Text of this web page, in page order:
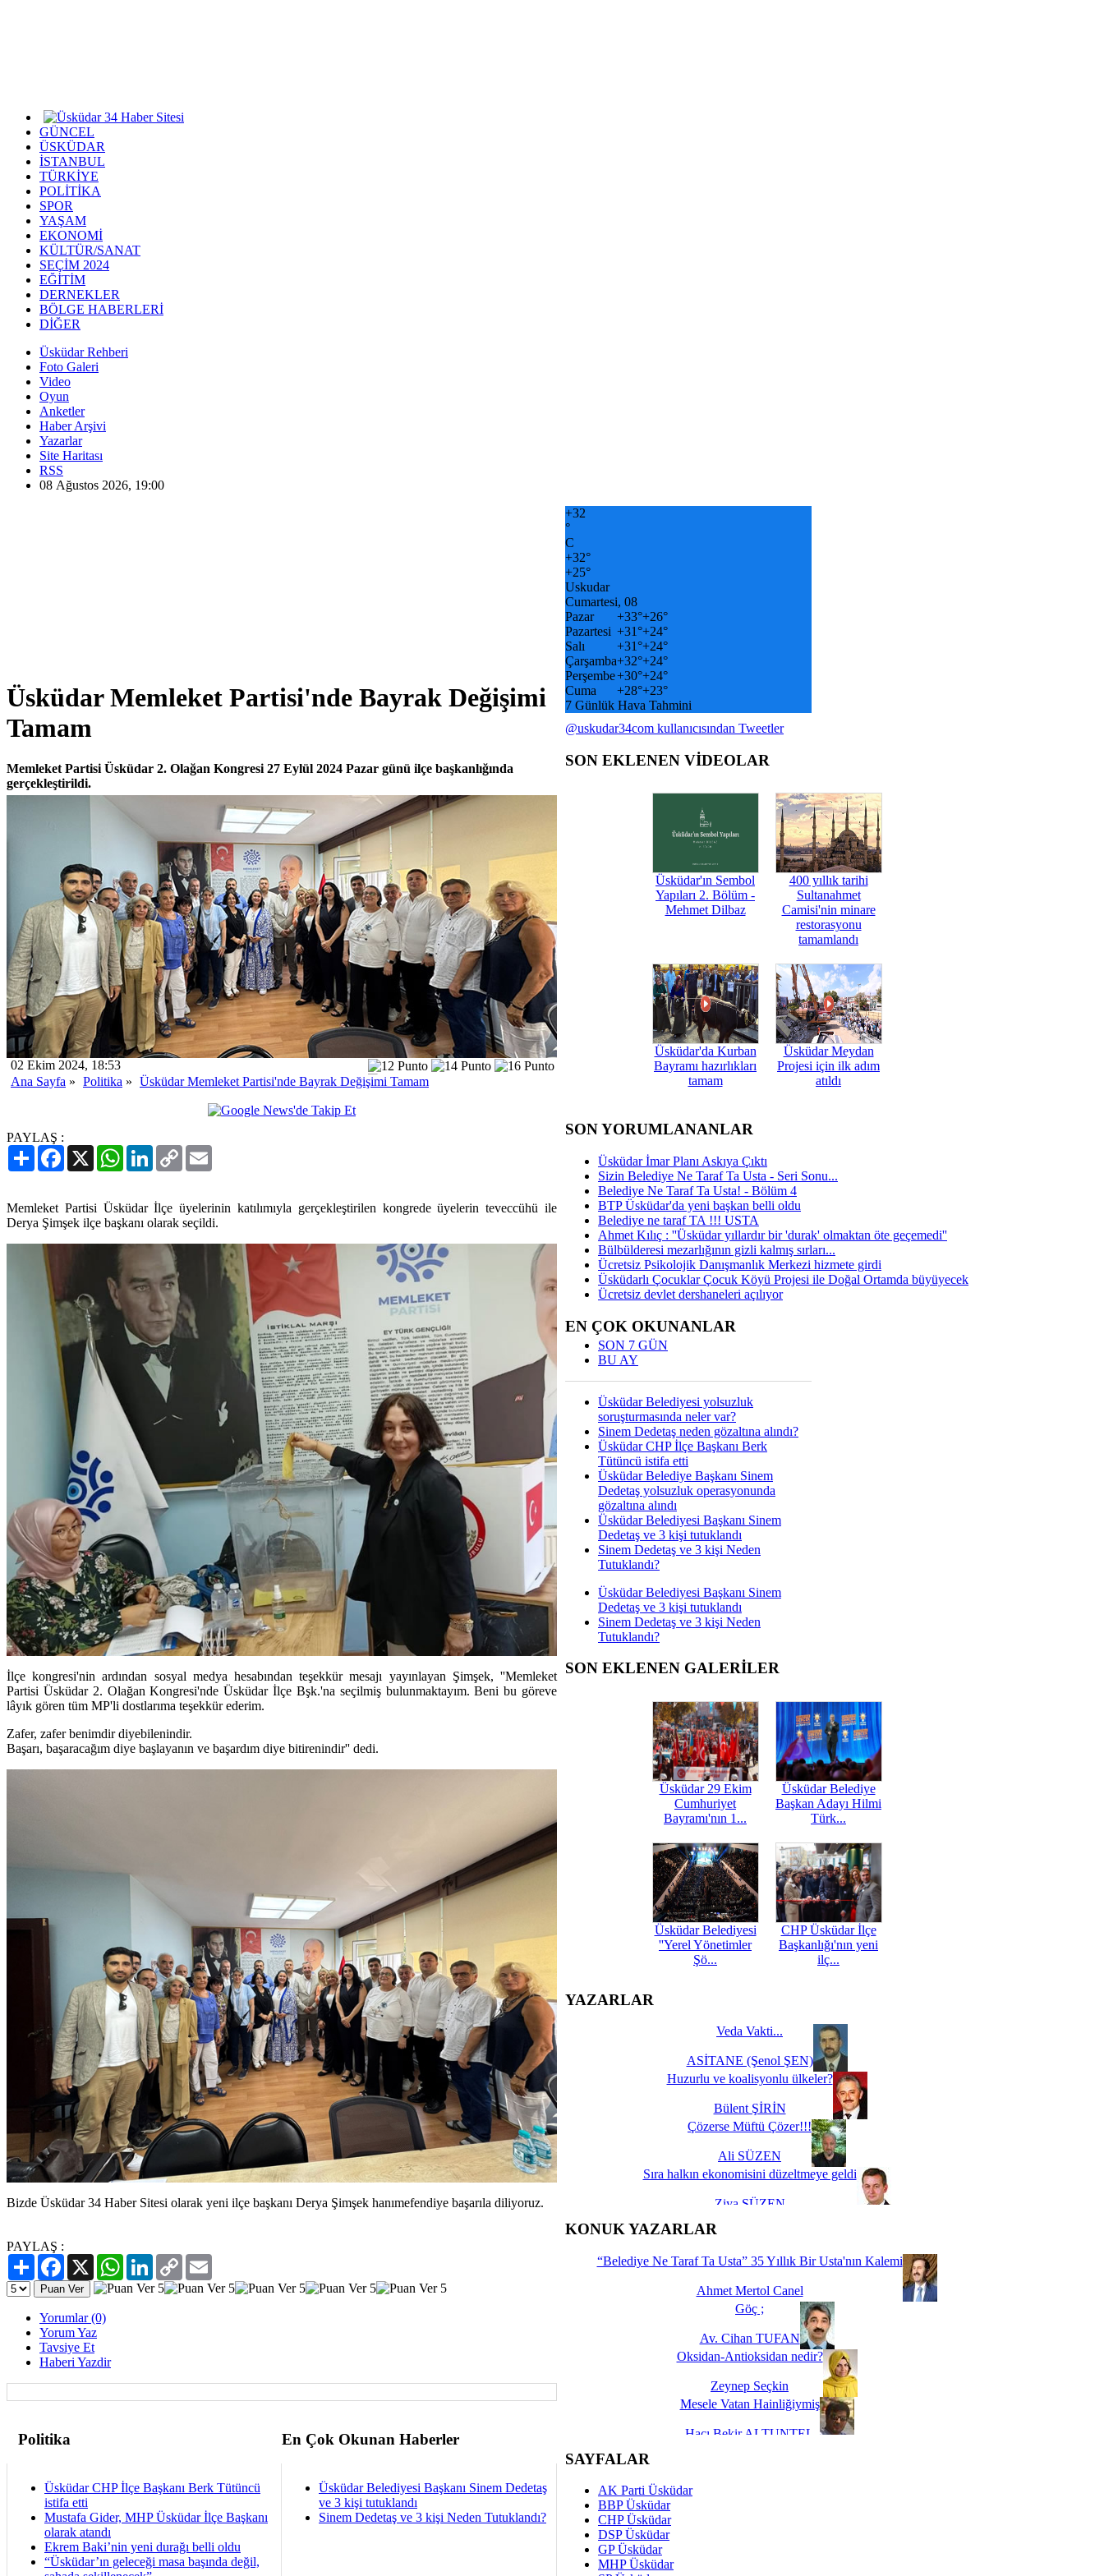
GÜNCEL
ÜSKÜDAR
İSTANBUL
TÜRKİYE
POLİTİKA
SPOR
YAŞAM
EKONOMİ
KÜLTÜR/SANAT
SEÇİM 2024
EĞİTİM
DERNEKLER
BÖLGE HABERLERİ
DİĞER
Üsküdar Rehberi
Foto Galeri
Video
Oyun
Anketler
Haber Arşivi
Yazarlar
Site Haritası
RSS
08 Ağustos 2026, 19:00
Üsküdar Memleket Partisi'nde Bayrak Değişimi
Tamam
Memleket Partisi Üsküdar 2. Olağan Kongresi 27 Eylül 2024 Pazar günü ilçe başkanlığında
gerçekleştirildi.
02 Ekim 2024, 18:53
Ana Sayfa » Politika » Üsküdar Memleket Partisi'nde Bayrak Değişimi Tamam
PAYLAŞ :
PaylaşFacebook
X WhatsAppLinkedIn
Copy
Link
Memleket Partisi Üsküdar İlçe üyelerinin katılımıyla gerçekleştirilen kongrede üyelerin teveccühü ile
Derya Şimşek ilçe başkanı olarak seçildi.
İlçe kongresi'nin ardından sosyal medya hesabından teşekkür mesajı yayınlayan Şimşek, ''Memleket
Partisi Üsküdar 2. Olağan Kongresi'nde Üsküdar İlçe Bşk.'na seçilmiş bulunmaktayım. Beni bu göreve
lâyık gören tüm MP'li dostlarıma teşekkür ederim.
Zafer, zafer benimdir diyebilenindir.
Başarı, başaracağım diye başlayanın ve başardım diye bitirenindir'' dedi.
Bizde Üsküdar 34 Haber Sitesi olarak yeni ilçe başkanı Derya Şimşek hanımefendiye başarıla diliyoruz.
PAYLAŞ :
PaylaşFacebook
X WhatsAppLinkedIn
Copy
Link
Yorumlar (0)
Yorum Yaz
Tavsiye Et
Haberi Yazdir
Politika En Çok Okunan Haberler
Üsküdar CHP İlçe Başkanı Berk Tütüncü
istifa etti
Mustafa Gider, MHP Üsküdar İlçe Başkanı
olarak atandı
Ekrem Baki’nin yeni durağı belli oldu
“Üsküdar’ın geleceği masa başında değil,
Üsküdar Belediyesi Başkanı Sinem Dedetaş
ve 3 kişi tutuklandı
Sinem Dedetaş ve 3 kişi Neden Tutuklandı?
+32
°
C
+32°
+25°
Uskudar
Cumartesi, 08
Pazar
+33°+26°
Pazartesi +31°+24°
Salı
+31°+24°
Çarşamba+32°+24°
Perşembe+30°+24°
Cuma
+28°+23°
7 Günlük Hava Tahmini
@uskudar34com kullanıcısından Tweetler
SON EKLENEN VİDEOLAR
Üsküdar'ın Sembol
Yapıları 2. Bölüm -
Mehmet Dilbaz
400 yıllık tarihi
Sultanahmet
Camisi'nin minare
restorasyonu
tamamlandı
Üsküdar'da Kurban
Bayramı hazırlıkları
tamam
Üsküdar Meydan
Projesi için ilk adım
atıldı
SON YORUMLANANLAR
Üsküdar İmar Planı Askıya Çıktı
Sizin Belediye Ne Taraf Ta Usta - Seri Sonu...
Belediye Ne Taraf Ta Usta! - Bölüm 4
BTP Üsküdar'da yeni başkan belli oldu
Belediye ne taraf TA !!! USTA
Ahmet Kılıç : ''Üsküdar yıllardır bir 'durak' olmaktan öte geçemedi''
Bülbülderesi mezarlığının gizli kalmış sırları...
Ücretsiz Psikolojik Danışmanlık Merkezi hizmete girdi
Üsküdarlı Çocuklar Çocuk Köyü Projesi ile Doğal Ortamda büyüyecek
Ücretsiz devlet dershaneleri açılıyor
EN ÇOK OKUNANLAR
SON 7 GÜN
BU AY
Üsküdar Belediyesi yolsuzluk
soruşturmasında neler var?
Sinem Dedetaş neden gözaltına alındı?
Üsküdar CHP İlçe Başkanı Berk
Tütüncü istifa etti
Üsküdar Belediye Başkanı Sinem
Dedetaş yolsuzluk operasyonunda
gözaltına alındı
Üsküdar Belediyesi Başkanı Sinem
Dedetaş ve 3 kişi tutuklandı
Sinem Dedetaş ve 3 kişi Neden
Tutuklandı?
Üsküdar Belediyesi Başkanı Sinem
Dedetaş ve 3 kişi tutuklandı
Sinem Dedetaş ve 3 kişi Neden
Tutuklandı?
SON EKLENEN GALERİLER
Üsküdar 29 Ekim
Cumhuriyet
Bayramı'nın 1...
Üsküdar Belediye
Başkan Adayı Hilmi
Türk...
Üsküdar Belediyesi
''Yerel Yönetimler
Şö...
CHP Üsküdar İlçe
Başkanlığı'nın yeni
ilç...
YAZARLAR
Veda Vakti...
ASİTANE (Şenol ŞEN)
Huzurlu ve koalisyonlu ülkeler?
Bülent ŞİRİN
Çözerse Müftü Çözer!!!
Ali SÜZEN
Sıra halkın ekonomisini düzeltmeye geldi
Ziya SÜZEN
İşte Biz buyuz...
KONUK YAZARLAR
“Belediye Ne Taraf Ta Usta” 35 Yıllık Bir Usta'nın Kalemi
Ahmet Mertol Canel
Göç ;
Av. Cihan TUFAN
Oksidan-Antioksidan nedir?
Zeynep Seçkin
Mesele Vatan Hainliğiymiş
Hacı Bekir ALTUNTEL
Dünya Fani, Ama Kısa Bir Süre De Olsa Burdayız
Hukukun Adaleti Kalmadı Üstadım!
SAYFALAR
AK Parti Üsküdar
BBP Üsküdar
CHP Üsküdar
DSP Üsküdar
GP Üsküdar
MHP Üsküdar